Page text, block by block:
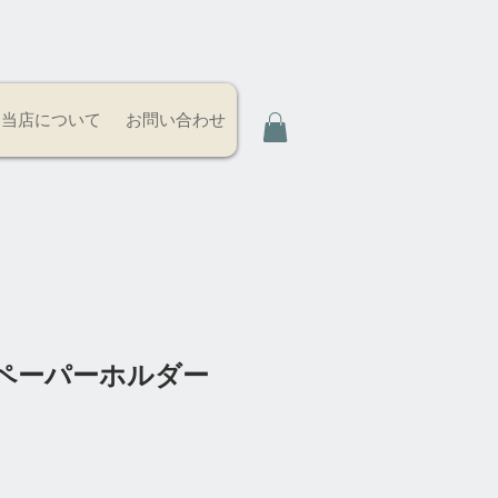
当店について お問い合わせ
ーパーホルダー